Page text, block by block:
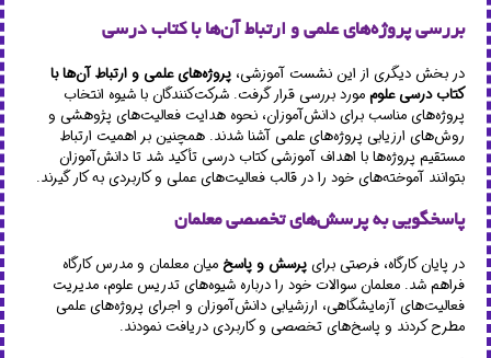
بررسی پروژه‌های علمی و ارتباط آن‌ها با کتاب درسی
در بخش دیگری از این نشست آموزشی، پروژه‌های علمی و ارتباط آن‌ها با
کتاب درسی علوممورد بررسی قرار گرفت. شرکت‌کنندگان با شیوه انتخاب
پروژه‌های مناسب برای دانش‌آموزان، نحوه هدایت فعالیت‌های پژوهشی و
روش‌های ارزیابی پروژه‌های علمی آشنا شدند. همچنین بر اهمیت ارتباط
مستقیم پروژه‌ها با اهداف آموزشی کتاب درسی تأکید شد تا دانش‌آموزان
بتوانند آموخته‌های خود را در قالب فعالیت‌های عملی و کاربردی به کار گیرند.
پاسخگویی به پرسش‌های تخصصی معلمان
در پایان کارگاه، فرصتی برایپرسش و پاسخمیان معلمان و مدرس کارگاه
فراهم شد. معلمان سوالات خود را درباره شیوه‌های تدریس علوم، مدیریت
فعالیت‌های آزمایشگاهی، ارزشیابی دانش‌آموزان و اجرای پروژه‌های علمی
مطرح کردند و پاسخ‌های تخصصی و کاربردی دریافت نمودند.